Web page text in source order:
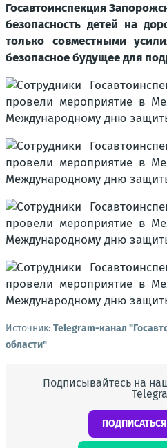
Госавтоинспекция
безопасность детей на
только совместными
безопасное будущее для
Источник: Telegram-канал
области"
Подписывайтесь на